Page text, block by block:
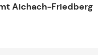
Aichach-Friedberg